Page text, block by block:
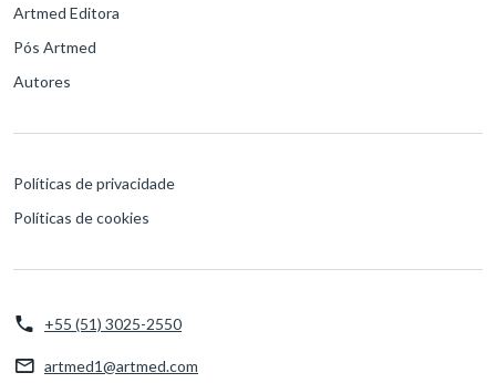
Artmed Editora
Pós Artmed
Autores
Políticas de privacidade
Políticas de cookies
+55 (51) 3025-2550
artmed1@artmed.com